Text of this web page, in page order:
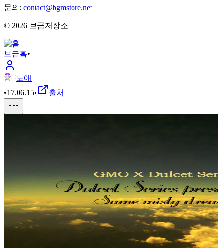
문의: contact@bgmstore.net
© 2026 브금저장소
브금홈•
노애
•17.06.15• 출처